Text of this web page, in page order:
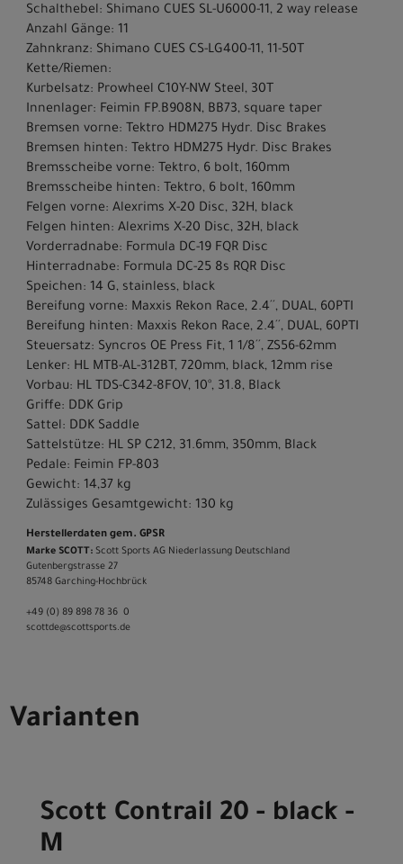
Schalthebel: Shimano CUES SL-U6000-11, 2 way release
Anzahl Gänge: 11
Zahnkranz: Shimano CUES CS-LG400-11, 11-50T
Kette/Riemen:
Kurbelsatz: Prowheel C10Y-NW Steel, 30T
Innenlager: Feimin FP.B908N, BB73, square taper
Bremsen vorne: Tektro HDM275 Hydr. Disc Brakes
Bremsen hinten: Tektro HDM275 Hydr. Disc Brakes
Bremsscheibe vorne: Tektro, 6 bolt, 160mm
Bremsscheibe hinten: Tektro, 6 bolt, 160mm
Felgen vorne: Alexrims X-20 Disc, 32H, black
Felgen hinten: Alexrims X-20 Disc, 32H, black
Vorderradnabe: Formula DC-19 FQR Disc
Hinterradnabe: Formula DC-25 8s RQR Disc
Speichen: 14 G, stainless, black
Bereifung vorne: Maxxis Rekon Race, 2.4´´, DUAL, 60PTI
Bereifung hinten: Maxxis Rekon Race, 2.4´´, DUAL, 60PTI
Steuersatz: Syncros OE Press Fit, 1 1/8´´, ZS56-62mm
Lenker: HL MTB-AL-312BT, 720mm, black, 12mm rise
Vorbau: HL TDS-C342-8FOV, 10°, 31.8, Black
Griffe: DDK Grip
Sattel: DDK Saddle
Sattelstütze: HL SP C212, 31.6mm, 350mm, Black
Pedale: Feimin FP-803
Gewicht: 14,37 kg
Zulässiges Gesamtgewicht: 130 kg
Herstellerdaten gem. GPSR
Marke SCOTT: Scott Sports AG Niederlassung Deutschland
Gutenbergstrasse 27
85748 Garching-­Hochbrück
+49 (0) 89 898 78 36 ­ 0
scott­de@scott­sports.de
Varianten
Scott Contrail 20 - black -
M